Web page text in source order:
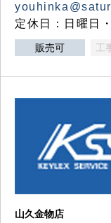
定休日：日曜日
販売可 工
山久金物店